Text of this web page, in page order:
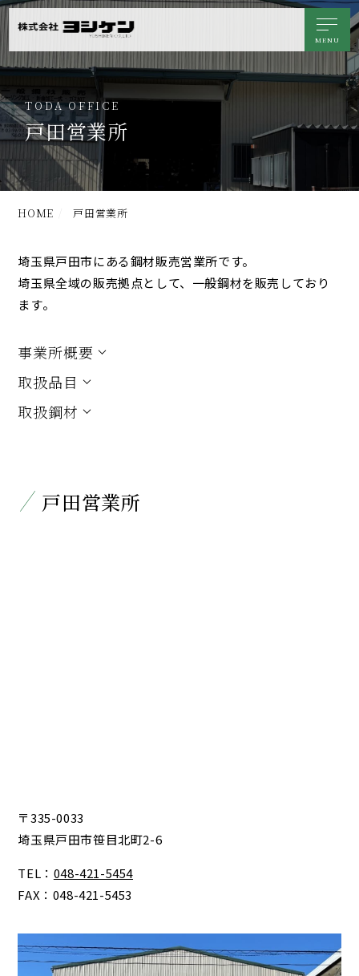
TODA OFFICE
戸田営業所
HOME 戸田営業所
埼玉県戸田市にある鋼材販売営業所です。
埼玉県全域の販売拠点として、一般鋼材を販売しており
ます。
事業所概要
取扱品目
取扱鋼材
戸田営業所
〒335-0033
埼玉県戸田市笹目北町2-6
TEL： 048-421-5454
FAX：048-421-5453